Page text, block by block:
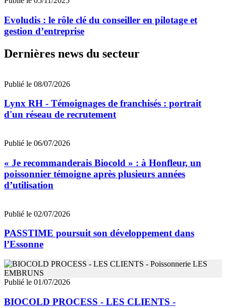
Evoludis : le rôle clé du conseiller en pilotage et
gestion d’entreprise
Dernières news du secteur
Publié le 08/07/2026
Lynx RH - Témoignages de franchisés : portrait
d'un réseau de recrutement
Publié le 06/07/2026
« Je recommanderais Biocold » : à Honfleur, un
poissonnier témoigne après plusieurs années
d’utilisation
Publié le 02/07/2026
PASSTIME poursuit son développement dans
l’Essonne
Publié le 01/07/2026
BIOCOLD PROCESS - LES CLIENTS -